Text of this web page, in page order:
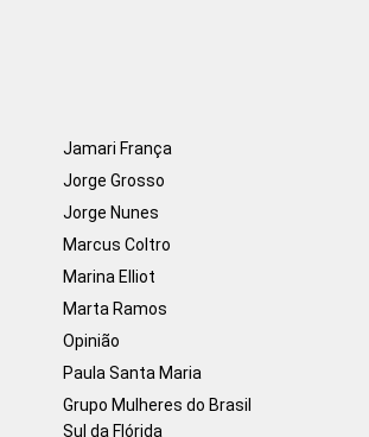
Jamari França
Jorge Grosso
Jorge Nunes
Marcus Coltro
Marina Elliot
Marta Ramos
Opinião
Paula Santa Maria
Grupo Mulheres do Brasil
Sul da Flórida